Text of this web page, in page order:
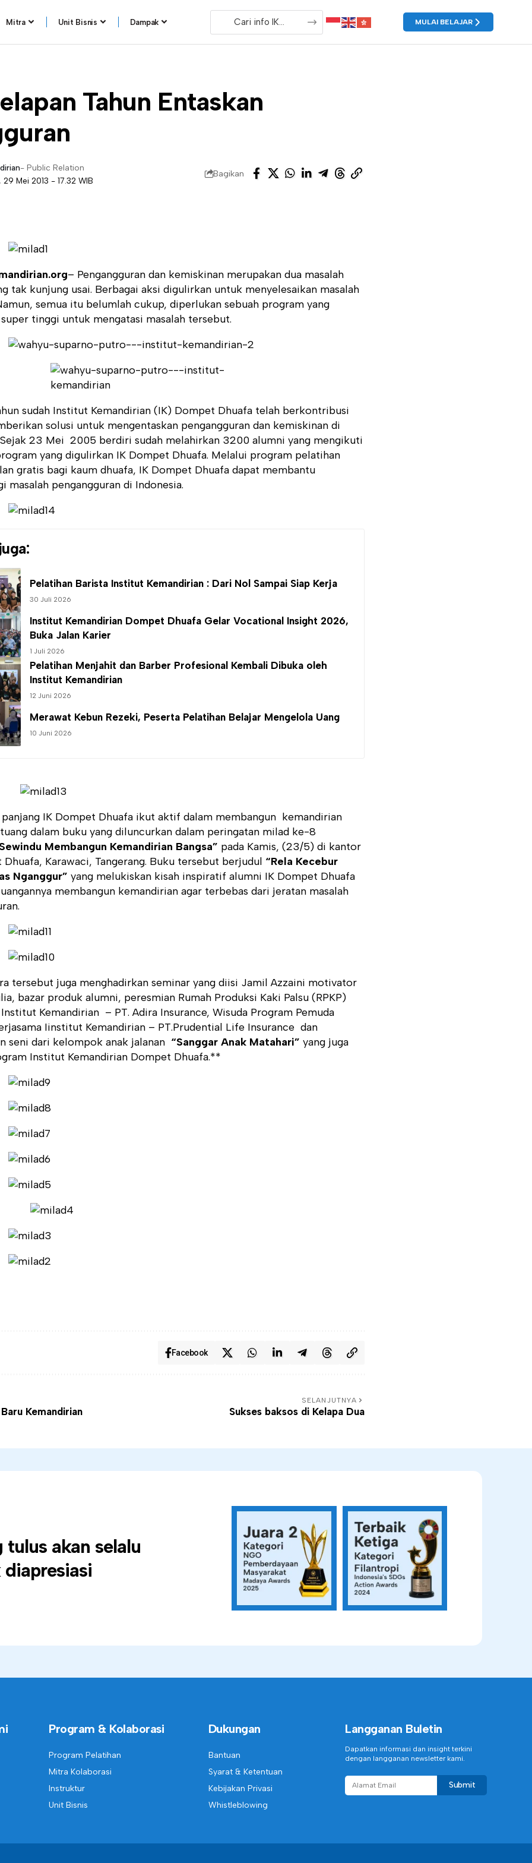
Mitra Unit Bisnis Dampak MULAI BELAJAR
Tahun Entaskan
Mei 2013 - 17.32 WIB
- Public Relation
Bagikan
– Pengangguran dan kemiskinan merupakan dua masalah
tak kunjung usai. Berbagai aksi digulirkan untuk menyelesaikan masalah
semua itu belumlah cukup, diperlukan sebuah program yang
tinggi untuk mengatasi masalah tersebut.
sudah Institut Kemandirian (IK) Dompet Dhuafa telah berkontribusi
solusi untuk mengentaskan pengangguran dan kemiskinan di
Sejak 23 Mei 2005 berdiri sudah melahirkan 3200 alumni yang mengikuti
yang digulirkan IK Dompet Dhuafa. Melalui program pelatihan
gratis bagi kaum dhuafa, IK Dompet Dhuafa dapat membantu
masalah pengangguran di Indonesia.
Pelatihan Barista Institut Kemandirian : Dari Nol Sampai Siap Kerja
30 Juli 2026
Institut Kemandirian Dompet Dhuafa Gelar Vocational Insight 2026,
Buka Jalan Karier
1 Juli 2026
Pelatihan Menjahit dan Barber Profesional Kembali Dibuka oleh
Institut Kemandirian
12 Juni 2026
Merawat Kebun Rezeki, Peserta Pelatihan Belajar Mengelola Uang
10 Juni 2026
panjang IK Dompet Dhuafa ikut aktif dalam membangun kemandirian
dalam buku yang diluncurkan dalam peringatan milad ke-8
Membangun Kemandirian Bangsa” pada Kamis, (23/5) di kantor
Karawaci, Tangerang. Buku tersebut berjudul “Rela Kecebur
Nganggur” yang melukiskan kisah inspiratif alumni IK Dompet Dhuafa
membangun kemandirian agar terbebas dari jeratan masalah
tersebut juga menghadirkan seminar yang diisi Jamil Azzaini motivator
bazar produk alumni, peresmian Rumah Produksi Kaki Palsu (RPKP)
Kemandirian – PT. Adira Insurance, Wisuda Program Pemuda
Iinstitut Kemandirian – PT.Prudential Life Insurance dan
seni dari kelompok anak jalanan “Sanggar Anak Matahari” yang juga
Institut Kemandirian Dompet Dhuafa.**
Facebook
Kemandirian
SELANJUTNYA
Sukses baksos di Kelapa Dua
akan selalu
Program & Kolaborasi
Program Pelatihan
Mitra Kolaborasi
Instruktur
Unit Bisnis
Dukungan
Bantuan
Syarat & Ketentuan
Kebijakan Privasi
Whistleblowing
Langganan Buletin
Dapatkan informasi dan insight terkini
dengan langganan newsletter kami.
Submit